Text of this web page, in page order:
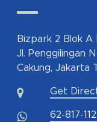
Bizpark 2 Blok A
Jl. Penggilingan
Cakung, Jakarta
Get
62-817-